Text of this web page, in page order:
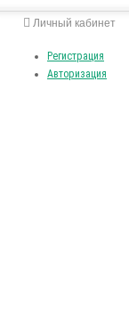
Личный кабинет
Регистрация
Авторизация